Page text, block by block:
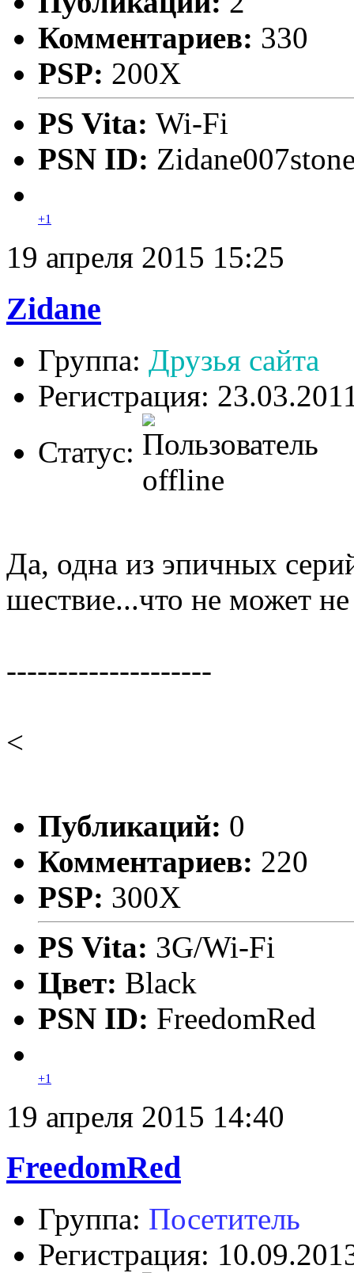
Комментариев: 330
PSP: 200X
PS Vita: Wi-Fi
PSN ID:
+1
19 апреля 2015 15:25
Zidane
Группа: Друзья сайта
Регистрация:
Статус:
Да, одна из эпичных
шествие...что не может не
--------------------
<
Публикаций: 0
Комментариев: 220
PSP: 300X
PS Vita: 3G/Wi-Fi
Цвет: Black
PSN ID: FreedomRed
+1
19 апреля 2015 14:40
FreedomRed
Группа: Посетитель
Регистрация: